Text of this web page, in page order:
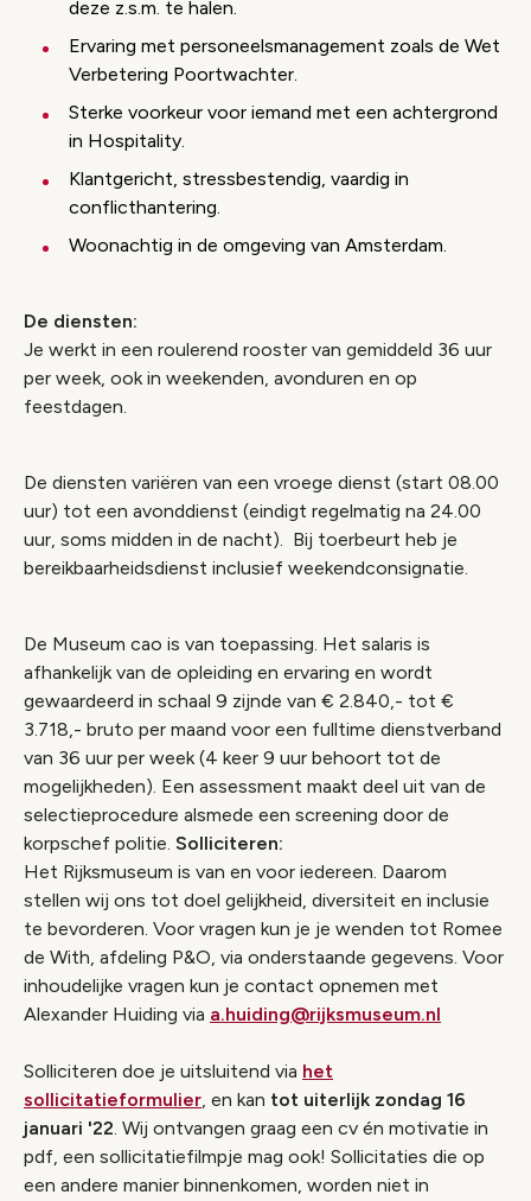
deze z.s.m. te halen.
Ervaring met personeelsmanagement zoals de Wet
Verbetering Poortwachter.
Sterke voorkeur voor iemand met een achtergrond
in Hospitality.
Klantgericht, stressbestendig, vaardig in
conflicthantering.
Woonachtig in de omgeving van Amsterdam.
De diensten:
Je werkt in een roulerend rooster van gemiddeld 36 uur
per week, ook in weekenden, avonduren en op
feestdagen.
De diensten variëren van een vroege dienst (start 08.00
uur) tot een avonddienst (eindigt regelmatig na 24.00
uur, soms midden in de nacht). Bij toerbeurt heb je
bereikbaarheidsdienst inclusief weekendconsignatie.
De Museum cao is van toepassing. Het salaris is
afhankelijk van de opleiding en ervaring en wordt
gewaardeerd in schaal 9 zijnde van € 2.840,- tot €
3.718,- bruto per maand voor een fulltime dienstverband
van 36 uur per week (4 keer 9 uur behoort tot de
mogelijkheden). Een assessment maakt deel uit van de
selectieprocedure alsmede een screening door de
korpschef politie. Solliciteren:
Het Rijksmuseum is van en voor iedereen. Daarom
stellen wij ons tot doel gelijkheid, diversiteit en inclusie
te bevorderen. Voor vragen kun je je wenden tot Romee
de With, afdeling P&O, via onderstaande gegevens. Voor
inhoudelijke vragen kun je contact opnemen met
Alexander Huiding via a.huiding@rijksmuseum.nl
Solliciteren doe je uitsluitend via het
sollicitatieformulier, en kan tot uiterlijk zondag 16
januari '22. Wij ontvangen graag een cv én motivatie in
pdf, een sollicitatiefilmpje mag ook! Sollicitaties die op
een andere manier binnenkomen, worden niet in